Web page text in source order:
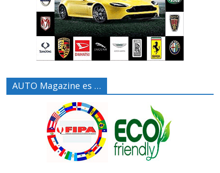
AUTO Magazine es …